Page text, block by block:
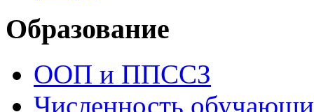
Образование
ООП и ППССЗ
Численность